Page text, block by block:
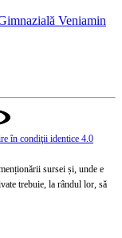
Veniamin
în condiţii identice 4.0
sursei și, unde e
trebuie, la rândul lor, să